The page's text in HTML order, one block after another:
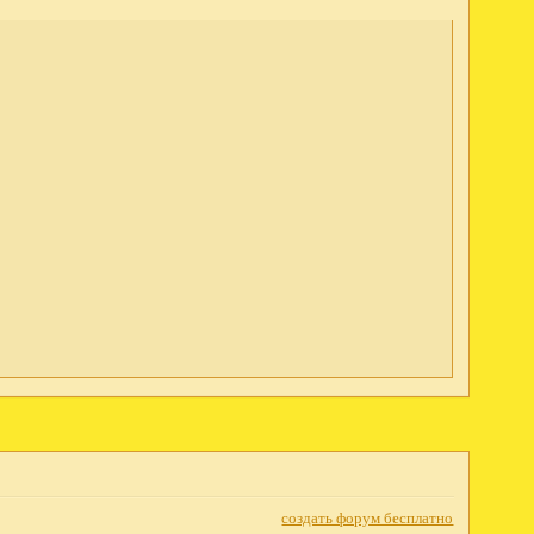
создать форум бесплатно